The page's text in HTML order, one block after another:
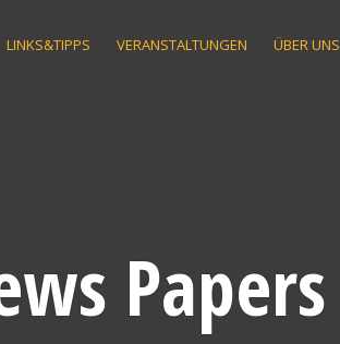
LINKS&TIPPS VERANSTALTUNGEN ÜBER UNS
Papers